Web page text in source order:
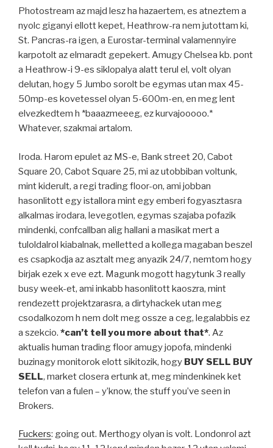
Photostream az majd lesz ha hazaertem, es atneztem a
nyolc giganyi ellott kepet, Heathrow-ra nem jutottam ki,
St. Pancras-ra igen, a Eurostar-terminal valamennyire
karpotolt az elmaradt gepekert. Amugy Chelsea kb. pont
a Heathrow-i 9-es siklopalya alatt terul el, volt olyan
delutan, hogy 5 Jumbo sorolt be egymas utan max 45-
50mp-es kovetessel olyan 5-600m-en, en meg lent
elvezkedtem h *baaazmeeeg, ez kurvajooooo.*
Whatever, szakmai artalom.
Iroda. Harom epulet az MS-e, Bank street 20, Cabot
Square 20, Cabot Square 25, mi az utobbiban voltunk,
mint kiderult, a regi trading floor-on, ami jobban
hasonlitott egy istallora mint egy emberi fogyasztasra
alkalmas irodara, levegotlen, egymas szajaba pofazik
mindenki, confcallban alig hallani a masikat mert a
tuloldalrol kiabalnak, melletted a kollega magaban beszel
es csapkodja az asztalt meg anyazik 24/7, nemtom hogy
birjak ezek x eve ezt. Magunk mogott hagytunk 3 really
busy week-et, ami inkabb hasonlitott kaoszra, mint
rendezett projektzarasra, a dirtyhackek utan meg
csodalkozom h nem dolt meg ossze a ceg, legalabbis ez
a szekcio. *can’t tell you more about that*. Az
aktualis human trading floor amugy jopofa, mindenki
buzinagy monitorok elott sikitozik, hogy BUY SELL BUY
SELL, market closera ertunk at, meg mindenkinek ket
telefon van a fulen – y’know, the stuff you’ve seen in
Brokers.
Fuckers: going out. Merthogy olyan is volt. Londonrol azt